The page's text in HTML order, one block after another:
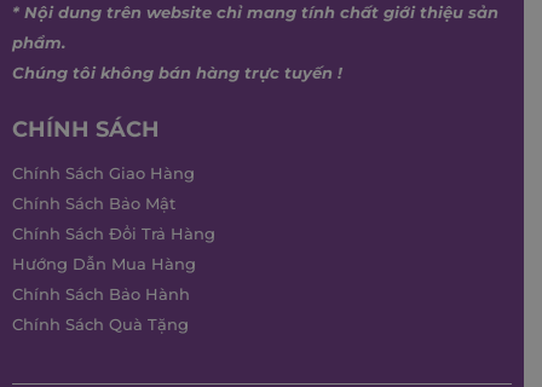
* Nội dung trên website chỉ mang tính chất giới thiệu sản
phẩm.
Chúng tôi không bán hàng trực tuyến !
CHÍNH SÁCH
Chính Sách Giao Hàng
Chính Sách Bảo Mật
Chính Sách Đổi Trả Hàng
Hướng Dẫn Mua Hàng
Chính Sách Bảo Hành
Chính Sách Quà Tặng